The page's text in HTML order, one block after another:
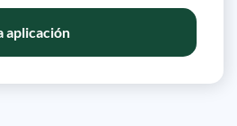
aplicación